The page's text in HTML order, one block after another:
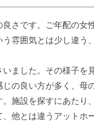
さです。ご年配の女
雰囲気とは少し違う、
ました。その様子を
の良い方が多く、母
施設を探すにあたり
他とは違うアットホ